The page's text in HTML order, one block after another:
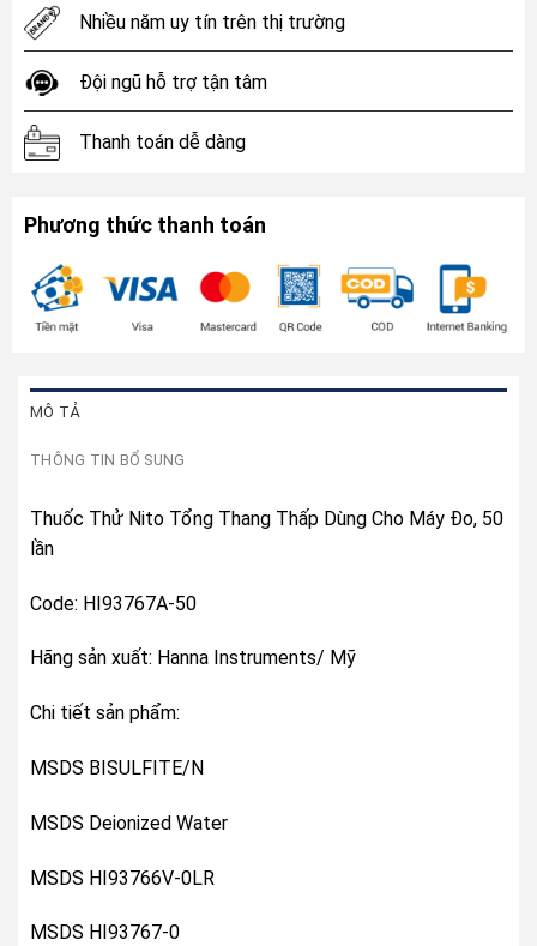
Nhiều năm uy tín trên thị trường
Đội ngũ hỗ trợ tận tâm
Thanh toán dễ dàng
Phương thức thanh toán
MÔ TẢ
THÔNG TIN BỔ SUNG
Thuốc Thử Nito Tổng Thang Thấp Dùng Cho Máy Đo, 50
lần
Code: HI93767A-50
Hãng sản xuất: Hanna Instruments/ Mỹ
Chi tiết sản phẩm:
MSDS BISULFITE/N
MSDS Deionized Water
MSDS HI93766V-0LR
MSDS HI93767-0